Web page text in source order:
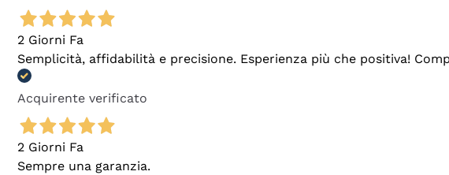
2 Giorni Fa
Semplicità, affidabilità e precisione. Esperienza più che positiva!
Acquirente verificato
2 Giorni Fa
Sempre una garanzia.